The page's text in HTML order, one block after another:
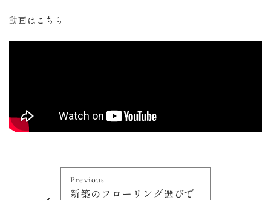
動画はこちら
Previous
新築のフローリング選びで